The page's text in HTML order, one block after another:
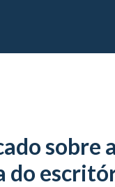
sobre
do